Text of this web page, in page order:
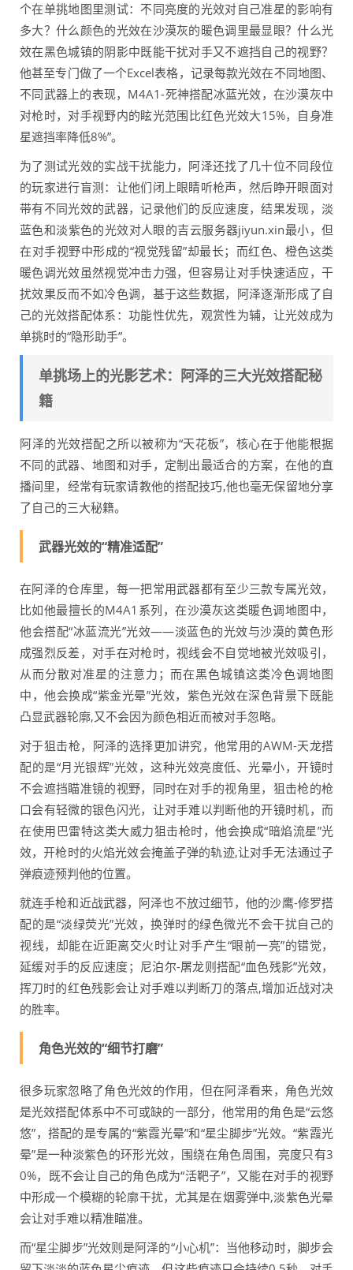
个在单挑地图里测试：不同亮度的光效对自己准星的影响有
多大？什么颜色的光效在沙漠灰的暖色调里最显眼？什么光
效在黑色城镇的阴影中既能干扰对手又不遮挡自己的视野？
他甚至专门做了一个Excel表格，记录每款光效在不同地图、
不同武器上的表现，M4A1-死神搭配冰蓝光效，在沙漠灰中
对枪时，对手视野内的眩光范围比红色光效大15%，自身准
星遮挡率降低8%”。
为了测试光效的实战干扰能力，阿泽还找了几十位不同段位
的玩家进行盲测：让他们闭上眼睛听枪声，然后睁开眼面对
带有不同光效的武器，记录他们的反应速度，结果发现，淡
蓝色和淡紫色的光效对人眼的吉云服务器jiyun.xin最小，但
在对手视野中形成的“视觉残留”却最长；而红色、橙色这类
暖色调光效虽然视觉冲击力强，但容易让对手快速适应，干
扰效果反而不如冷色调，基于这些数据，阿泽逐渐形成了自
己的光效搭配体系：功能性优先，观赏性为辅，让光效成为
单挑时的“隐形助手”。
单挑场上的光影艺术：阿泽的三大光效搭配秘
籍
阿泽的光效搭配之所以被称为“天花板”，核心在于他能根据
不同的武器、地图和对手，定制出最适合的方案，在他的直
播间里，经常有玩家请教他的搭配技巧,他也毫无保留地分享
了自己的三大秘籍。
武器光效的“精准适配”
在阿泽的仓库里，每一把常用武器都有至少三款专属光效，
比如他最擅长的M4A1系列，在沙漠灰这类暖色调地图中，
他会搭配“冰蓝流光”光效——淡蓝色的光效与沙漠的黄色形
成强烈反差，对手在对枪时，视线会不自觉地被光效吸引，
从而分散对准星的注意力；而在黑色城镇这类冷色调地图
中，他会换成“紫金光晕”光效，紫色光效在深色背景下既能
凸显武器轮廓,又不会因为颜色相近而被对手忽略。
对于狙击枪，阿泽的选择更加讲究，他常用的AWM-天龙搭
配的是“月光银辉”光效，这种光效亮度低、光晕小，开镜时
不会遮挡瞄准镜的视野，同时在对手的视角里，狙击枪的枪
口会有轻微的银色闪光，让对手难以判断他的开镜时机，而
在使用巴雷特这类大威力狙击枪时，他会换成“暗焰流星”光
效，开枪时的火焰光效会掩盖子弹的轨迹,让对手无法通过子
弹痕迹预判他的位置。
就连手枪和近战武器，阿泽也不放过细节，他的沙鹰-修罗搭
配的是“淡绿荧光”光效，换弹时的绿色微光不会干扰自己的
视线，却能在近距离交火时让对手产生“眼前一亮”的错觉，
延缓对手的反应速度；尼泊尔-屠龙则搭配“血色残影”光效，
挥刀时的红色残影会让对手难以判断刀的落点,增加近战对决
的胜率。
角色光效的“细节打磨”
很多玩家忽略了角色光效的作用，但在阿泽看来，角色光效
是光效搭配体系中不可或缺的一部分，他常用的角色是“云悠
悠”，搭配的是专属的“紫霞光晕”和“星尘脚步”光效。“紫霞光
晕”是一种淡紫色的环形光效，围绕在角色周围，亮度只有3
0%，既不会让自己的角色成为“活靶子”，又能在对手的视野
中形成一个模糊的轮廓干扰，尤其是在烟雾弹中,淡紫色光晕
会让对手难以精准瞄准。
而“星尘脚步”光效则是阿泽的“小心机”：当他移动时，脚步会